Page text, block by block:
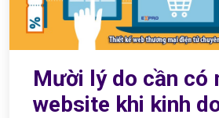
Mười lý do cần có
website khi kinh